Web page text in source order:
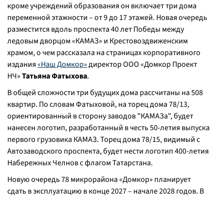
кроме учреждений образования он включает три дома
переменной этажности – от 9 до 17 этажей. Новая очередь
разместится вдоль проспекта 40 лет Победы между
ледовым дворцом «КАМАЗ» и Крестовоздвиженским
храмом, о чем рассказала на страницах корпоративного
издания«Наш Домкор»директор ООО «Домкор Проект
НЧ»Татьяна Фатыхова.
В общей сложности три будущих дома рассчитаны на 508
квартир. По словам Фатыховой, на торец дома 78/13,
ориентированный в сторону заводов "КАМАЗа", будет
нанесен логотип, разработанный в честь 50-летия выпуска
первого грузовика КАМАЗ. Торец дома 78/15, видимый с
Автозаводского проспекта, будет нести логотип 400-летия
Набережных Челнов с флагом Татарстана.
Новую очередь 78 микрорайона «Домкор» планирует
сдать в эксплуатацию в конце 2027 – начале 2028 годов. В